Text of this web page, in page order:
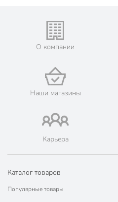
О компании
Наши магазины
Карьера
Каталог товаров
Популярные товары